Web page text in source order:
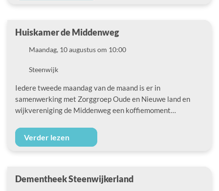
Huiskamer de Middenweg
DatumMaandag, 10 augustus om 10:00
LocatieSteenwijk
Iedere tweede maandag van de maand is er in
samenwerking met Zorggroep Oude en Nieuwe land en
wijkvereniging de Middenweg een koffiemoment…
Verder lezen
Dementheek Steenwijkerland